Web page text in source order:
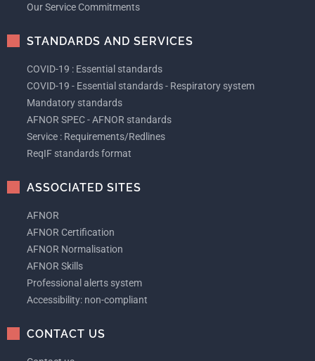
Our Service Commitments
STANDARDS AND SERVICES
COVID-19 : Essential standards
COVID-19 - Essential standards - Respiratory system
Mandatory standards
AFNOR SPEC - AFNOR standards
Service : Requirements/Redlines
ReqIF standards format
ASSOCIATED SITES
AFNOR
AFNOR Certification
AFNOR Normalisation
AFNOR Skills
Professional alerts system
Accessibility: non-compliant
CONTACT US